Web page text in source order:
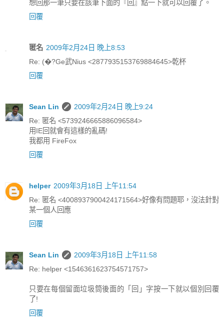
想回那一筆只要在該筆下面的『回』點一下就可以回覆了。
回覆
匿名 2009年2月24日 晚上8:53
Re: (�?Ge武Nius <2877935153769884645>乾杯
回覆
Sean Lin
2009年2月24日 晚上9:24
Re: 匿名 <5739246665886096584>
用IE回就會有這樣的亂碼!
我都用 FireFox
回覆
helper 2009年3月18日 上午11:54
Re: 匿名 <4008937900424171564>好像有問題耶，沒法針對
某一個人回應
回覆
Sean Lin
2009年3月18日 上午11:58
Re: helper <1546361623754571757>
只要在每個留面垃圾筒後面的「回」字按一下就以個別回覆
了!
回覆